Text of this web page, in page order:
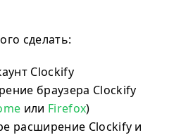
сделать:
Clockify
браузера Clockify
или Firefox)
расширение Clockify и